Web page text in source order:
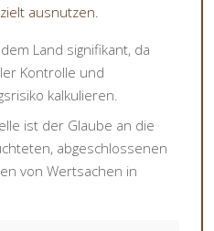
ausnutzen.
Land signifikant, da
Kontrolle und
kalkulieren.
ist der Glaube an die
abgeschlossenen
von Wertsachen in